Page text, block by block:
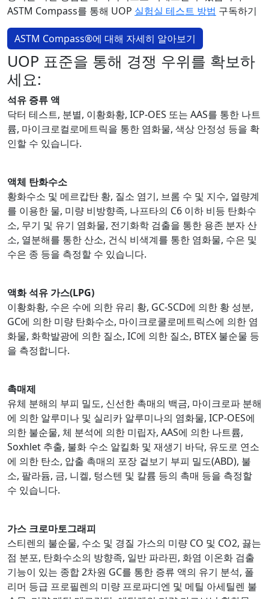
ASTM Compass를 통해 UOP 실험실 테스트 방법 구독하기
ASTM Compass®에 대해 자세히 알아보기
UOP 표준을 통해 경쟁 우위를 확보하
세요:
석유 증류 액
닥터 테스트, 분별, 이황화황, ICP-OES 또는 AAS를 통한 나트
륨, 마이크로컬로메트릭을 통한 염화물, 색상 안정성 등을 확
인할 수 있습니다.
액체 탄화수소
황화수소 및 메르캅탄 황, 질소 염기, 브롬 수 및 지수, 열량계
를 이용한 물, 미량 비방향족, 나프타의 C6 이하 비등 탄화수
소, 무기 및 유기 염화물, 전기화학 검출을 통한 용존 분자 산
소, 열분해를 통한 산소, 건식 비색계를 통한 염화물, 수은 및
수은 종 등을 측정할 수 있습니다.
액화 석유 가스(LPG)
이황화황, 수은 수에 의한 유리 황, GC-SCD에 의한 황 성분,
GC에 의한 미량 탄화수소, 마이크로쿨로메트릭스에 의한 염
화물, 화학발광에 의한 질소, IC에 의한 질소, BTEX 불순물 등
을 측정합니다.
촉매제
유체 분해의 부피 밀도, 신선한 촉매의 백금, 마이크로파 분해
에 의한 알루미나 및 실리카 알루미나의 염화물, ICP-OES에
의한 불순물, 체 분석에 의한 미립자, AAS에 의한 나트륨,
Soxhlet 추출, 불화 수소 알킬화 및 재생기 바닥, 유도로 연소
에 의한 탄소, 압출 촉매의 포장 겉보기 부피 밀도(ABD), 불
소, 팔라듐, 금, 니켈, 텅스텐 및 칼륨 등의 촉매 등을 측정할
수 있습니다.
가스 크로마토그래피
스티렌의 불순물, 수소 및 경질 가스의 미량 CO 및 CO2, 끓는
점 분포, 탄화수소의 방향족, 일반 파라핀, 화염 이온화 검출
기능이 있는 종합 2차원 GC를 통한 증류 액의 유기 분석, 폴
리머 등급 프로필렌의 미량 프로파디엔 및 메틸 아세틸렌 불